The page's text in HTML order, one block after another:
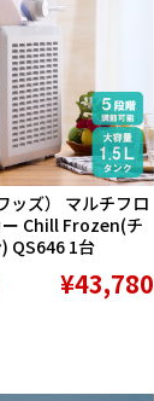
ッズ） マルチフロ
ー Chill Frozen(チ
QS646 1台
¥43,780